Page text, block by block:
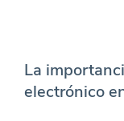
La
electrónico